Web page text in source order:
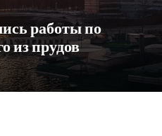
работы по
из прудов